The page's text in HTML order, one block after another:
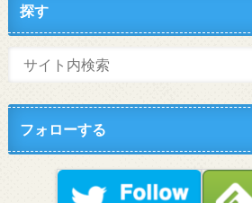
探す
フォローする